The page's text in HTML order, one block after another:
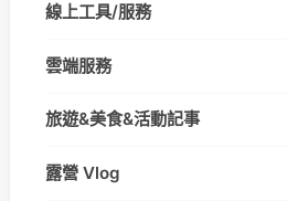
線上工具/服務
雲端服務
旅遊&美食&活動記事
露營 Vlog